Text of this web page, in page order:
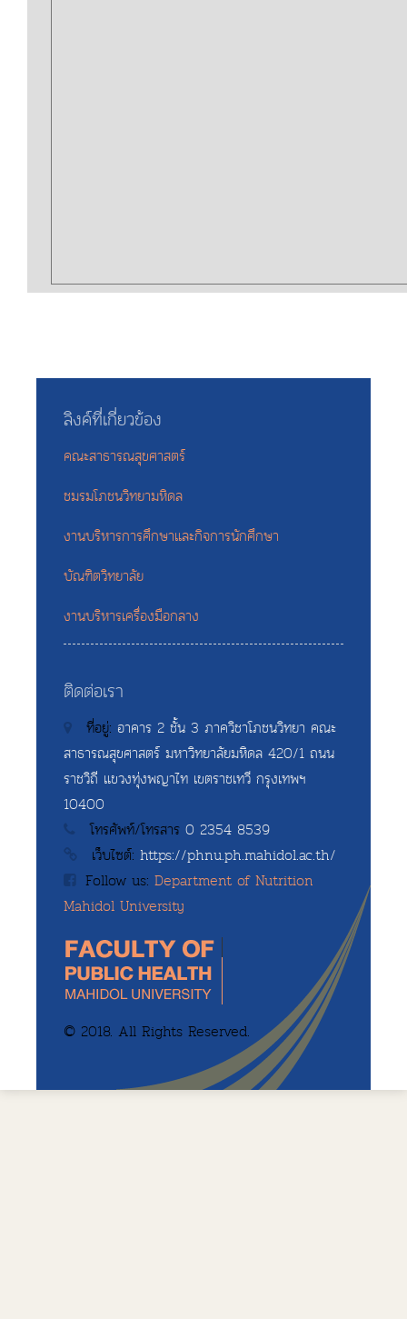
ลิงค์ที่เกี่ยวข้อง
คณะสาธารณสุขศาสตร์
ชมรมโภชนวิทยามหิดล
งานบริหารการศึกษาและกิจการนักศึกษา
บัณฑิตวิทยาลัย
งานบริหารเครื่องมือกลาง
ติดต่อเรา
ที่อยู่: อาคาร 2 ชั้น 3 ภาควิชาโภชนวิทยา คณะ
สาธารณสุขศาสตร์ มหาวิทยาลัยมหิดล 420/1 ถนน
ราชวิถี แขวงทุ่งพญาไท เขตราชเทวี กรุงเทพฯ
10400
โทรศัพท์/โทรสาร 0 2354 8539
เว็บไซต์: https://phnu.ph.mahidol.ac.th/
Follow us: Department of Nutrition
Mahidol University
© 2018. All Rights Reserved.